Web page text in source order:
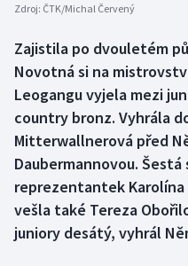
Florbal
Futsal
Gymnastika
Házená
Zdroj: ČTK/Michal Červený
Zajistila po dvouletém
Novotná si na
Leogangu vyjela mezi
country bronz. Vyhrála
Mitterwallnerová před
Daubermannovou.
reprezentantek
vešla také Tereza
juniory desátý, vyhrál